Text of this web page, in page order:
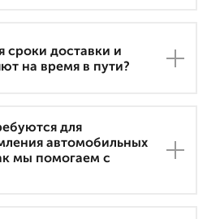
сроки доставки и
на время в пути?
для
автомобильных
мы помогаем с